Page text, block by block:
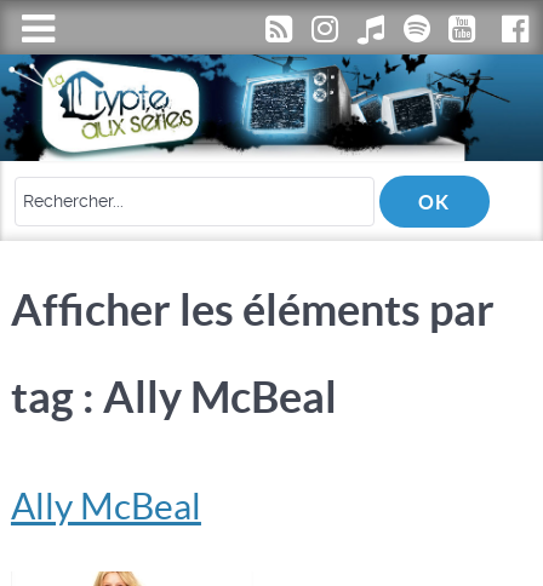
Afficher les éléments par
tag : Ally McBeal
Ally McBeal